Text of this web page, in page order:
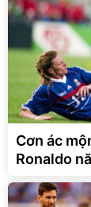
Cơn ác
Ronaldo